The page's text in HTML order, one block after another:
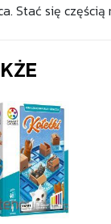
Stać się częścią